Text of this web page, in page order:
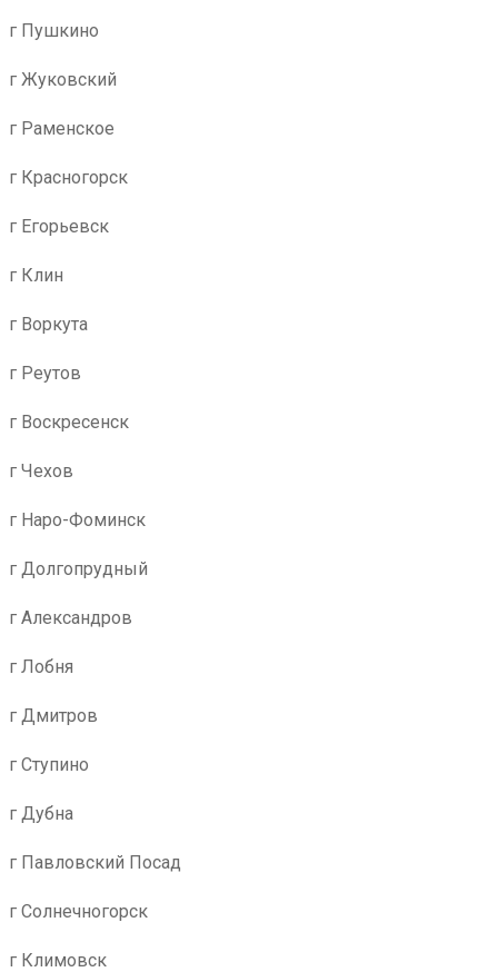
г Пушкино
г Жуковский
г Раменское
г Красногорск
г Егорьевск
г Клин
г Воркута
г Реутов
г Воскресенск
г Чехов
г Наро-Фоминск
г Долгопрудный
г Александров
г Лобня
г Дмитров
г Ступино
г Дубна
г Павловский Посад
г Солнечногорск
г Климовск